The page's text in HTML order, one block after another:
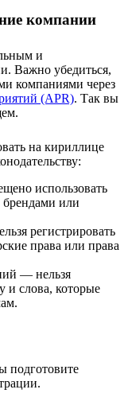
компании
и
Важно убедиться,
компаниями через
(APR). Так вы
на кириллице
использовать
брендами или
регистрировать
права или права
— нельзя
и слова, которые
подготовите